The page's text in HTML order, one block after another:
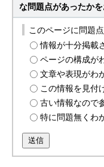
な問題点があったかを
このページに問題
情報が十分掲載
ページの構成が
文章や表現がわ
この情報を見付
古い情報なので
特に問題無くわ
送信